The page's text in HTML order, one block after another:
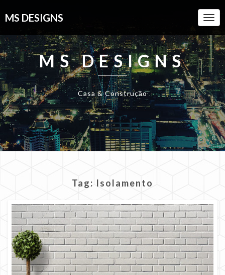
MS DESIGNS
MS DESIGNS
Casa & Construção
Tag: Isolamento